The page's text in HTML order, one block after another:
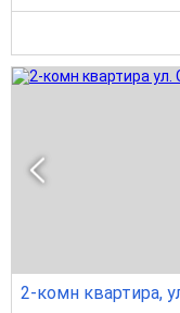
2-комн квартира,